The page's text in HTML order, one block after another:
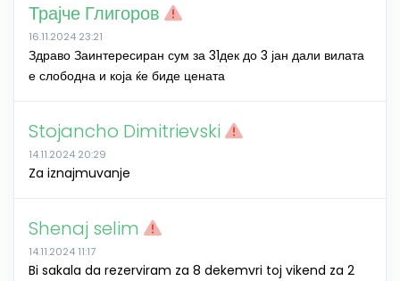
Трајче Глигоров
16.11.2024 23:21
Здраво Заинтересиран сум за 31дек до 3 јан дали вилата
е слободна и која ќе биде цената
Stojancho Dimitrievski
14.11.2024 20:29
Za iznajmuvanje
Shenaj selim
14.11.2024 11:17
Bi sakala da rezerviram za 8 dekemvri toj vikend za 2